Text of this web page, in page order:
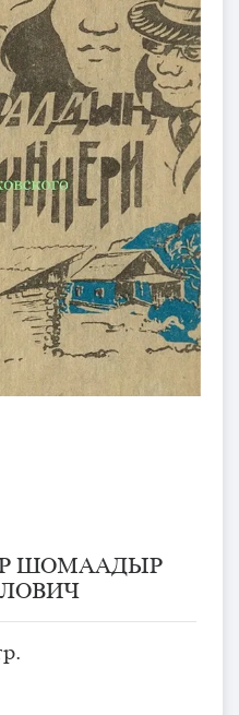
ШОМААДЫР